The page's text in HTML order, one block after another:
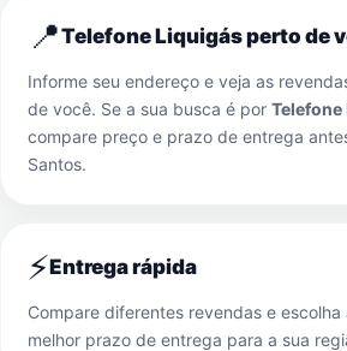
📍Telefone Liquigás perto de
Informe seu endereço e veja as
de você. Se a sua busca é por
compare preço e prazo de entrega
Santos.
⚡Entrega rápida
Compare diferentes revendas e escolha
melhor prazo de entrega para a sua